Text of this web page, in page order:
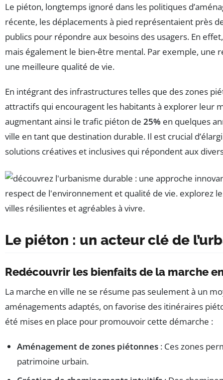
Le piéton, longtemps ignoré dans les politiques
récente, les déplacements à pied représentaient près
publics pour répondre aux besoins des usagers. En
mais également le bien-être mental. Par exemple, une
une meilleure qualité de vie.
En intégrant des infrastructures telles que des zones
attractifs qui encouragent les habitants à explorer leur
augmentant ainsi le trafic piéton de 25% en quelques
ville en tant que destination durable. Il est crucial
solutions créatives et inclusives qui répondent aux
Le piéton : un acteur clé de
Redécouvrir les bienfaits de la marche
La marche en ville ne se résume pas seulement à un
aménagements adaptés, on favorise des itinéraires
été mises en place pour promouvoir cette démarche :
Aménagement de zones piétonnes : Ces zones
patrimoine urbain.